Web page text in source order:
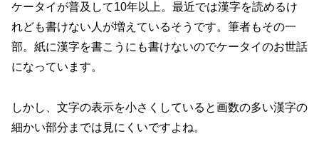
ケータイが普及して10年以上。最近では漢字を読めるけ
れども書けない人が増えているそうです。筆者もその一
部。紙に漢字を書こうにも書けないのでケータイのお世話
になっています。
しかし、文字の表示を小さくしていると画数の多い漢字の
細かい部分までは見にくいですよね。